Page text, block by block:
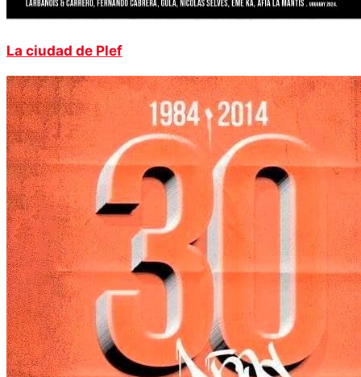
La ciudad de Plef